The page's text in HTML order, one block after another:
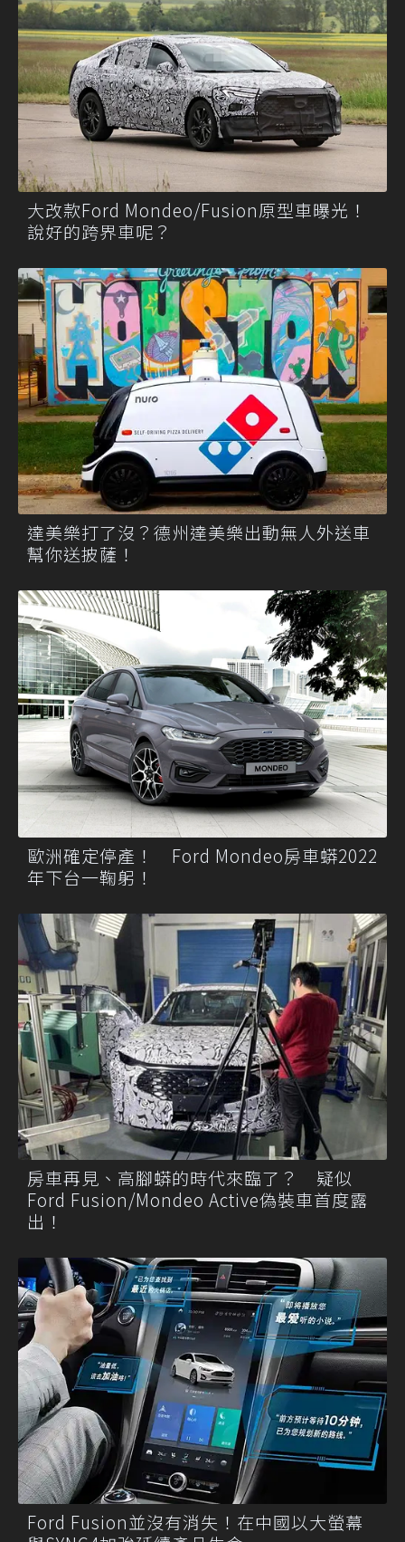
大改款Ford Mondeo/Fusion原型車曝光！
說好的跨界車呢？
達美樂打了沒？德州達美樂出動無人外送車
幫你送披薩！
歐洲確定停產！ Ford Mondeo房車蟒2022
年下台一鞠躬！
房車再見、高腳蟒的時代來臨了？ 疑似
Ford Fusion/Mondeo Active偽裝車首度露
出！
Ford Fusion並沒有消失！在中國以大螢幕